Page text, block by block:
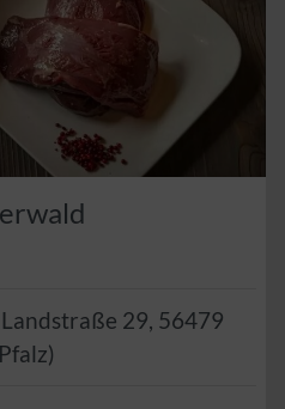
29, 56479
)